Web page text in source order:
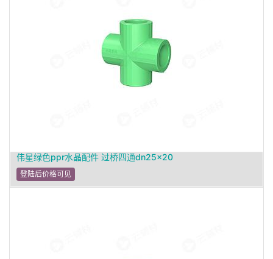
伟星绿色ppr水晶配件 过桥四通dn25×20
登陆后价格可见